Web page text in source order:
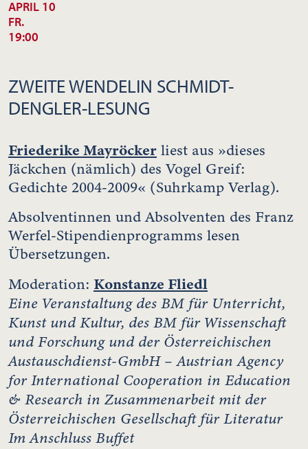
APRIL 10
FR.
19:00
ZWEITE WENDELIN SCHMIDT-
DENGLER-LESUNG
Friederike Mayröcker liest aus »dieses
Jäckchen (nämlich) des Vogel Greif:
Gedichte 2004-2009« (Suhrkamp Verlag).
Absolventinnen und Absolventen des Franz
Werfel-Stipendienprogramms lesen
Übersetzungen.
Moderation: Konstanze Fliedl
Eine Veranstaltung des BM für Unterricht,
Kunst und Kultur, des BM für Wissenschaft
und Forschung und der Österreichischen
Austauschdienst-GmbH – Austrian Agency
for International Cooperation in Education
& Research in Zusammenarbeit mit der
Österreichischen Gesellschaft für Literatur
Im Anschluss Buffet